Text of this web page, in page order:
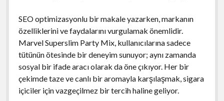
SEO optimizasyonlu bir makale yazarken, markanın
özelliklerini ve faydalarını vurgulamak önemlidir.
Marvel Superslim Party Mix, kullanıcılarına sadece
tütünün ötesinde bir deneyim sunuyor; aynı zamanda
sosyal bir ifade aracı olarak da öne çıkıyor. Her bir
çekimde taze ve canlı bir aromayla karşılaşmak, sigara
içiciler için vazgeçilmez bir tercih haline geliyor.